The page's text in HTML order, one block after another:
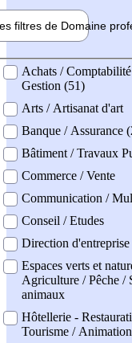
filtres de Domaine pro
professionel
Achats /
Gestion (51)
Arts / Artisanat d'art
Banque / Assurance
Bâtiment / Travaux
Commerce / Vente
Communication /
Conseil / Etudes
Direction d'entreprise
Espaces verts et
Agriculture / Pêche /
animaux
Hôtellerie -
Tourisme / Animation